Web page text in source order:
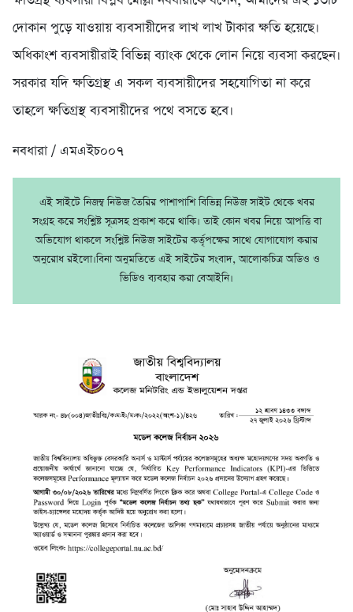
দোকান পুড়ে যাওয়ায় ব্যবসায়ীদের লাখ লাখ টাকার ক্ষতি হয়েছে।
অধিকাংশ ব্যবসায়ীরাই বিভিন্ন ব্যাংক থেকে লোন নিয়ে ব্যবসা করছেন।
সরকার যদি ক্ষতিগ্রস্থ এ সকল ব্যবসায়ীদের সহযোগিতা না করে
তাহলে ক্ষতিগ্রস্থ ব্যবসায়ীদের পথে বসতে হবে।
নবধারা / এমএইচ০০৭
এই সাইটে নিজম্ব নিউজ তৈরির পাশাপাশি বিভিন্ন নিউজ সাইট থেকে খবর
সংগ্রহ করে সংশ্লিষ্ট সূত্রসহ প্রকাশ করে থাকি। তাই কোন খবর নিয়ে আপত্তি বা
অভিযোগ থাকলে সংশ্লিষ্ট নিউজ সাইটের কর্তৃপক্ষের সাথে যোগাযোগ করার
অনুরোধ রইলো।বিনা অনুমতিতে এই সাইটের সংবাদ, আলোকচিত্র অডিও ও
ভিডিও ব্যবহার করা বেআইনি।